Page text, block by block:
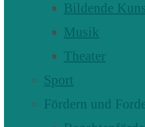
Bildende
Musik
Theater
Sport
Fördern und